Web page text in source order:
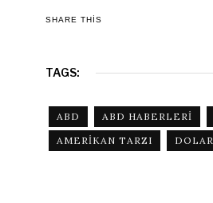
SHARE THIS
TAGS:
ABD ABD HABERLERI
AMERIKAN TARZI
DOLAR